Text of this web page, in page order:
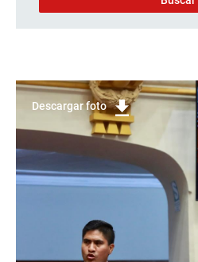
Descargar foto